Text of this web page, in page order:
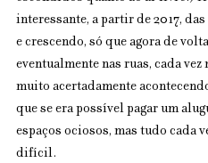
interessante, a partir de 2017,
e crescendo, só que agora de
eventualmente nas ruas, cada vez
muito acertadamente
que se era possível pagar um
espaços ociosos, mas tudo cada
difícil.